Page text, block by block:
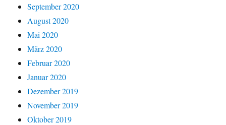
September 2020
August 2020
Mai 2020
März 2020
Februar 2020
Januar 2020
Dezember 2019
November 2019
Oktober 2019